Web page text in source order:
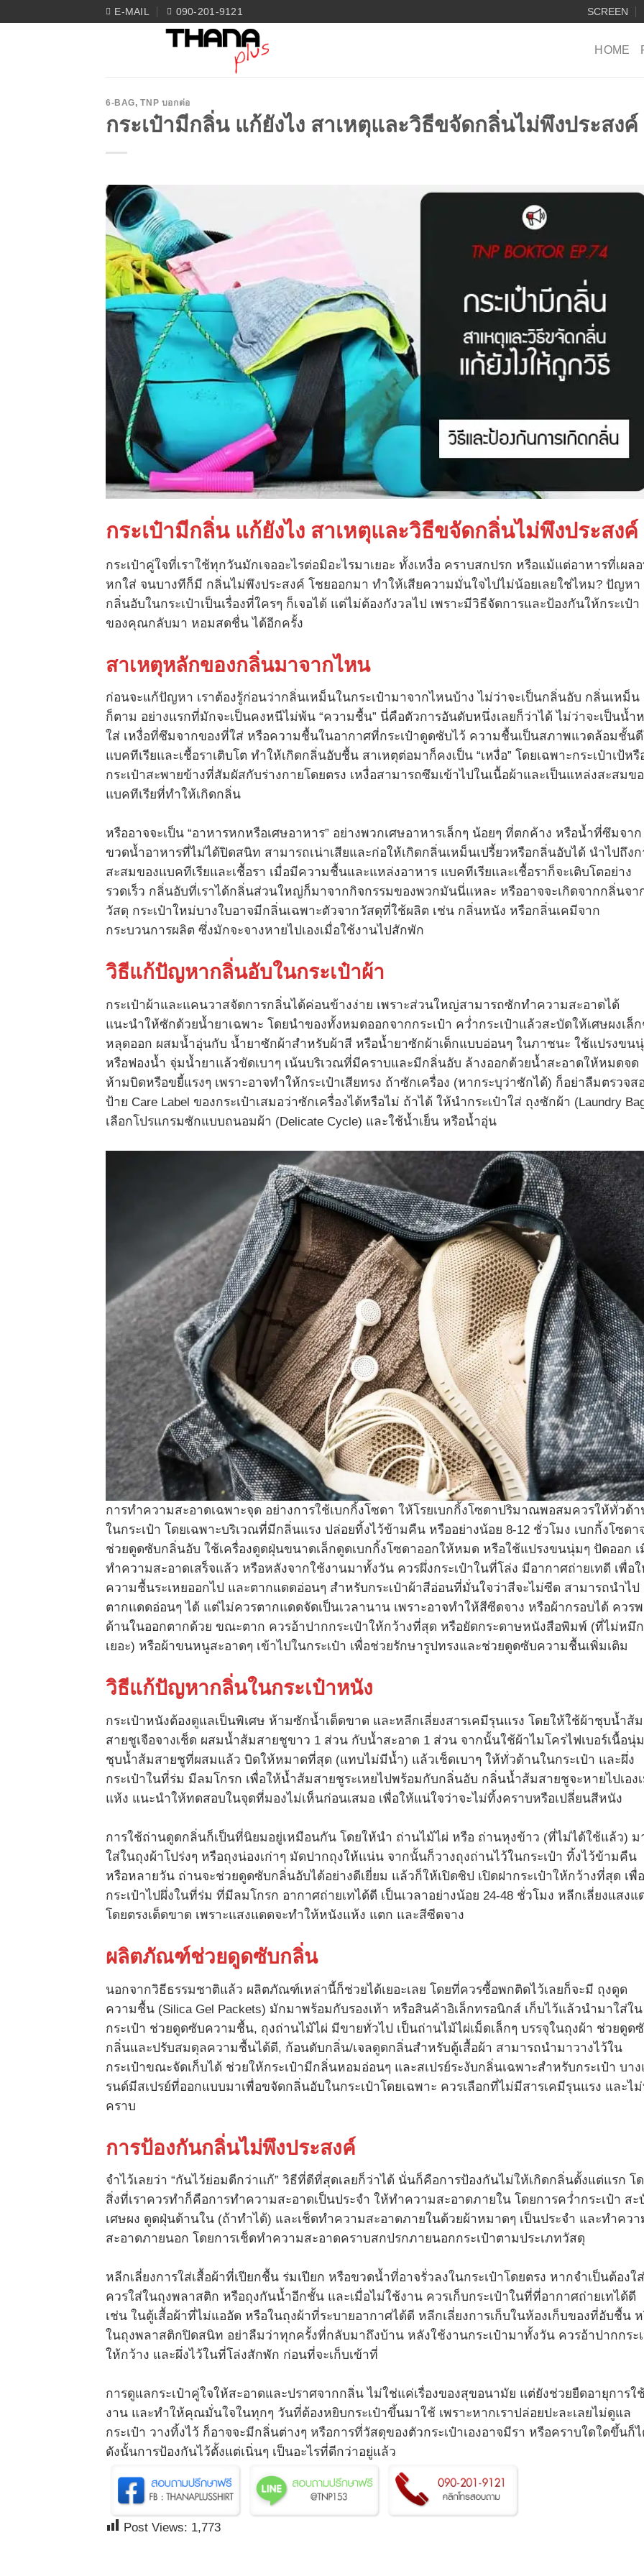
E-MAIL 090-201-9121 SCREEN
HOME
6-BAG,TNP บอกต่อ
กระเป๋ามีกลิ่น แก้ยังไง สาเหตุและวิธีขจัดกลิ่นไม่พึงประสงค์
กระเป๋ามีกลิ่น แก้ยังไง สาเหตุและวิธีขจัดกลิ่นไม่พึงประสงค์
กระเป๋าคู่ใจที่เราใช้ทุกวันมักเจออะไรต่อมิอะไรมาเยอะ ทั้งเหงื่อ คราบสกปรก หรือแม้แต่อาหารที่เผล
หกใส่ จนบางทีก็มี กลิ่นไม่พึงประสงค์ โชยออกมา ทำให้เสียความมั่นใจไปไม่น้อยเลยใช่ไหม? ปัญหา
กลิ่นอับในกระเป๋าเป็นเรื่องที่ใครๆ ก็เจอได้ แต่ไม่ต้องกังวลไป เพราะมีวิธีจัดการและป้องกันให้กระเป๋า
ของคุณกลับมา หอมสดชื่น ได้อีกครั้ง
สาเหตุหลักของกลิ่นมาจากไหน
ก่อนจะแก้ปัญหา เราต้องรู้ก่อนว่ากลิ่นเหม็นในกระเป๋ามาจากไหนบ้าง ไม่ว่าจะเป็นกลิ่นอับ กลิ่นเหม็น
ก็ตาม อย่างแรกที่มักจะเป็นคงหนีไม่พ้น “ความชื้น” นี่คือตัวการอันดับหนึ่งเลยก็ว่าได้ ไม่ว่าจะเป็นน้ำ
ใส่ เหงื่อที่ซึมจากของที่ใส่ หรือความชื้นในอากาศที่กระเป๋าดูดซับไว้ ความชื้นเป็นสภาพแวดล้อมชั้น
แบคทีเรียและเชื้อราเติบโต ทำให้เกิดกลิ่นอับชื้น สาเหตุต่อมาก็คงเป็น “เหงื่อ” โดยเฉพาะกระเป๋าเป้หรื
กระเป๋าสะพายข้างที่สัมผัสกับร่างกายโดยตรง เหงื่อสามารถซึมเข้าไปในเนื้อผ้าและเป็นแหล่งสะสมข
แบคทีเรียที่ทำให้เกิดกลิ่น
หรืออาจจะเป็น “อาหารหกหรือเศษอาหาร” อย่างพวกเศษอาหารเล็กๆ น้อยๆ ที่ตกค้าง หรือน้ำที่ซึมจาก
ขวดน้ำอาหารที่ไม่ได้ปิดสนิท สามารถเน่าเสียและก่อให้เกิดกลิ่นเหม็นเปรี้ยวหรือกลิ่นอับได้ นำไปถึงก
สะสมของแบคทีเรียและเชื้อรา เมื่อมีความชื้นและแหล่งอาหาร แบคทีเรียและเชื้อราก็จะเติบโตอย่าง
รวดเร็ว กลิ่นอับที่เราได้กลิ่นส่วนใหญ่ก็มาจากกิจกรรมของพวกมันนี่แหละ หรืออาจจะเกิดจากกลิ่นจา
วัสดุ กระเป๋าใหม่บางใบอาจมีกลิ่นเฉพาะตัวจากวัสดุที่ใช้ผลิต เช่น กลิ่นหนัง หรือกลิ่นเคมีจาก
กระบวนการผลิต ซึ่งมักจะจางหายไปเองเมื่อใช้งานไปสักพัก
วิธีแก้ปัญหากลิ่นอับในกระเป๋าผ้า
กระเป๋าผ้าและแคนวาสจัดการกลิ่นได้ค่อนข้างง่าย เพราะส่วนใหญ่สามารถซักทำความสะอาดได้
แนะนำให้ซักด้วยน้ำยาเฉพาะ โดยนำของทั้งหมดออกจากกระเป๋า คว่ำกระเป๋าแล้วสะบัดให้เศษผงเล็ก
หลุดออก ผสมน้ำอุ่นกับ น้ำยาซักผ้าสำหรับผ้าสี หรือน้ำยาซักผ้าเด็กแบบอ่อนๆ ในภาชนะ ใช้แปรงขน
หรือฟองน้ำ จุ่มน้ำยาแล้วขัดเบาๆ เน้นบริเวณที่มีคราบและมีกลิ่นอับ ล้างออกด้วยน้ำสะอาดให้หมดจด
ห้ามบิดหรือขยี้แรงๆ เพราะอาจทำให้กระเป๋าเสียทรง ถ้าซักเครื่อง (หากระบุว่าซักได้) ก็อย่าลืมตรวจส
ป้าย Care Label ของกระเป๋าเสมอว่าซักเครื่องได้หรือไม่ ถ้าได้ ให้นำกระเป๋าใส่ ถุงซักผ้า (Laundry
เลือกโปรแกรมซักแบบถนอมผ้า (Delicate Cycle) และใช้น้ำเย็น หรือน้ำอุ่น
การทำความสะอาดเฉพาะจุด อย่างการใช้เบกกิ้งโซดา ให้โรยเบกกิ้งโซดาปริมาณพอสมควรให้ทั่วด้า
ในกระเป๋า โดยเฉพาะบริเวณที่มีกลิ่นแรง ปล่อยทิ้งไว้ข้ามคืน หรืออย่างน้อย 8-12 ชั่วโมง เบกกิ้งโซดา
ช่วยดูดซับกลิ่นอับ ใช้เครื่องดูดฝุ่นขนาดเล็กดูดเบกกิ้งโซดาออกให้หมด หรือใช้แปรงขนนุ่มๆ ปัดออก เ
ทำความสะอาดเสร็จแล้ว หรือหลังจากใช้งานมาทั้งวัน ควรผึ่งกระเป๋าในที่โล่ง มีอากาศถ่ายเทดี เพื่อ
ความชื้นระเหยออกไป และตากแดดอ่อนๆ สำหรับกระเป๋าผ้าสีอ่อนที่มั่นใจว่าสีจะไม่ซีด สามารถนำไป
ตากแดดอ่อนๆ ได้ แต่ไม่ควรตากแดดจัดเป็นเวลานาน เพราะอาจทำให้สีซีดจาง หรือผ้ากรอบได้ ควร
ด้านในออกตากด้วย ขณะตาก ควรอ้าปากกระเป๋าให้กว้างที่สุด หรือยัดกระดาษหนังสือพิมพ์ (ที่ไม่หมึก
เยอะ) หรือผ้าขนหนูสะอาดๆ เข้าไปในกระเป๋า เพื่อช่วยรักษารูปทรงและช่วยดูดซับความชื้นเพิ่มเติม
วิธีแก้ปัญหากลิ่นในกระเป๋าหนัง
กระเป๋าหนังต้องดูแลเป็นพิเศษ ห้ามซักน้ำเด็ดขาด และหลีกเลี่ยงสารเคมีรุนแรง โดยให้ใช้ผ้าชุบน้ำส้ม
สายชูเจือจางเช็ด ผสมน้ำส้มสายชูขาว 1 ส่วน กับน้ำสะอาด 1 ส่วน จากนั้นใช้ผ้าไมโครไฟเบอร์เนื้อนุ่ม
ชุบน้ำส้มสายชูที่ผสมแล้ว บิดให้หมาดที่สุด (แทบไม่มีน้ำ) แล้วเช็ดเบาๆ ให้ทั่วด้านในกระเป๋า และผึ่ง
กระเป๋าในที่ร่ม มีลมโกรก เพื่อให้น้ำส้มสายชูระเหยไปพร้อมกับกลิ่นอับ กลิ่นน้ำส้มสายชูจะหายไปเอง
แห้ง แนะนำให้ทดสอบในจุดที่มองไม่เห็นก่อนเสมอ เพื่อให้แน่ใจว่าจะไม่ทิ้งคราบหรือเปลี่ยนสีหนัง
การใช้ถ่านดูดกลิ่นก็เป็นที่นิยมอยู่เหมือนกัน โดยให้นำ ถ่านไม้ไผ่ หรือ ถ่านหุงข้าว (ที่ไม่ได้ใช้แล้ว) ม
ใส่ในถุงผ้าโปร่งๆ หรือถุงน่องเก่าๆ มัดปากถุงให้แน่น จากนั้นก็วางถุงถ่านไว้ในกระเป๋า ทิ้งไว้ข้ามคืน
หรือหลายวัน ถ่านจะช่วยดูดซับกลิ่นอับได้อย่างดีเยี่ยม แล้วก็ให้เปิดซิป เปิดฝากระเป๋าให้กว้างที่สุด เพื่
กระเป๋าไปผึ่งในที่ร่ม ที่มีลมโกรก อากาศถ่ายเทได้ดี เป็นเวลาอย่างน้อย 24-48 ชั่วโมง หลีกเลี่ยงแสงแ
โดยตรงเด็ดขาด เพราะแสงแดดจะทำให้หนังแห้ง แตก และสีซีดจาง
ผลิตภัณฑ์ช่วยดูดซับกลิ่น
นอกจากวิธีธรรมชาติแล้ว ผลิตภัณฑ์เหล่านี้ก็ช่วยได้เยอะเลย โดยที่ควรซื้อพกติดไว้เลยก็จะมี ถุงดูด
ความชื้น (Silica Gel Packets) มักมาพร้อมกับรองเท้า หรือสินค้าอิเล็กทรอนิกส์ เก็บไว้แล้วนำมาใส่ใน
กระเป๋า ช่วยดูดซับความชื้น, ถุงถ่านไม้ไผ่ มีขายทั่วไป เป็นถ่านไม้ไผ่เม็ดเล็กๆ บรรจุในถุงผ้า ช่วยดูด
กลิ่นและปรับสมดุลความชื้นได้ดี, ก้อนดับกลิ่น/เจลดูดกลิ่นสำหรับตู้เสื้อผ้า สามารถนำมาวางไว้ใน
กระเป๋าขณะจัดเก็บได้ ช่วยให้กระเป๋ามีกลิ่นหอมอ่อนๆ และสเปรย์ระงับกลิ่นเฉพาะสำหรับกระเป๋า บา
รนด์มีสเปรย์ที่ออกแบบมาเพื่อขจัดกลิ่นอับในกระเป๋าโดยเฉพาะ ควรเลือกที่ไม่มีสารเคมีรุนแรง และไ
คราบ
การป้องกันกลิ่นไม่พึงประสงค์
จำไว้เลยว่า “กันไว้ย่อมดีกว่าแก้” วิธีที่ดีที่สุดเลยก็ว่าได้ นั่นก็คือการป้องกันไม่ให้เกิดกลิ่นตั้งแต่แรก โ
สิ่งที่เราควรทำก็คือการทำความสะอาดเป็นประจำ ให้ทำความสะอาดภายใน โดยการคว่ำกระเป๋า สะ
เศษผง ดูดฝุ่นด้านใน (ถ้าทำได้) และเช็ดทำความสะอาดภายในด้วยผ้าหมาดๆ เป็นประจำ และทำควา
สะอาดภายนอก โดยการเช็ดทำความสะอาดคราบสกปรกภายนอกกระเป๋าตามประเภทวัสดุ
หลีกเลี่ยงการใส่เสื้อผ้าที่เปียกชื้น ร่มเปียก หรือขวดน้ำที่อาจรั่วลงในกระเป๋าโดยตรง หากจำเป็นต้องใส่
ควรใส่ในถุงพลาสติก หรือถุงกันน้ำอีกชั้น และเมื่อไม่ใช้งาน ควรเก็บกระเป๋าในที่ที่อากาศถ่ายเทได้ดี
เช่น ในตู้เสื้อผ้าที่ไม่แออัด หรือในถุงผ้าที่ระบายอากาศได้ดี หลีกเลี่ยงการเก็บในห้องเก็บของที่อับชื้น
ในถุงพลาสติกปิดสนิท อย่าลืมว่าทุกครั้งที่กลับมาถึงบ้าน หลังใช้งานกระเป๋ามาทั้งวัน ควรอ้าปากกระ
ให้กว้าง และผึ่งไว้ในที่โล่งสักพัก ก่อนที่จะเก็บเข้าที่
การดูแลกระเป๋าคู่ใจให้สะอาดและปราศจากกลิ่น ไม่ใช่แค่เรื่องของสุขอนามัย แต่ยังช่วยยืดอายุการใช้
งาน และทำให้คุณมั่นใจในทุกๆ วันที่ต้องหยิบกระเป๋าขึ้นมาใช้ เพราะหากเราปล่อยปะละเลยไม่ดูแล
กระเป๋า วางทิ้งไว้ ก็อาจจะมีกลิ่นต่างๆ หรือการที่วัสดุของตัวกระเป๋าเองอาจมีรา หรือคราบใดใดขึ้นก็
ดังนั้นการป้องกันไว้ตั้งแต่เนิ่นๆ เป็นอะไรที่ดีกว่าอยู่แล้ว
Post Views: 1,773